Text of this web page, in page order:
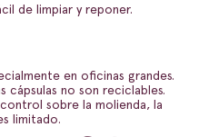
de limpiar y reponer.
en oficinas grandes.
cápsulas no son reciclables.
sobre la molienda, la
limitado.